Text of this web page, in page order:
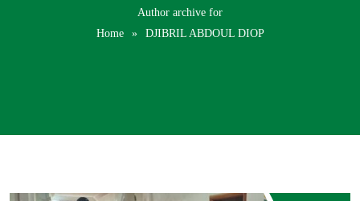
Author archive for
Home
» DJIBRIL ABDOUL DIOP